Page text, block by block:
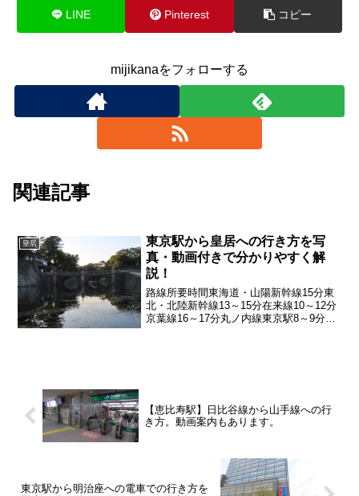
LINE Pinterest コピー
mijikanaをフォローする
関連記事
皇居
東京駅から皇居への行き方を写
真・動画付きで分かりやすく解
説！
路線所要時間東海道・山陽新幹線15分東
北・北陸新幹線13～15分在来線10～12分
京葉線16～17分丸ノ内線東京駅8～9分千
【恵比寿駅】日比谷線から山手線への行
き方。動画案内もあります。
東京駅から明治座への電車での行き方を